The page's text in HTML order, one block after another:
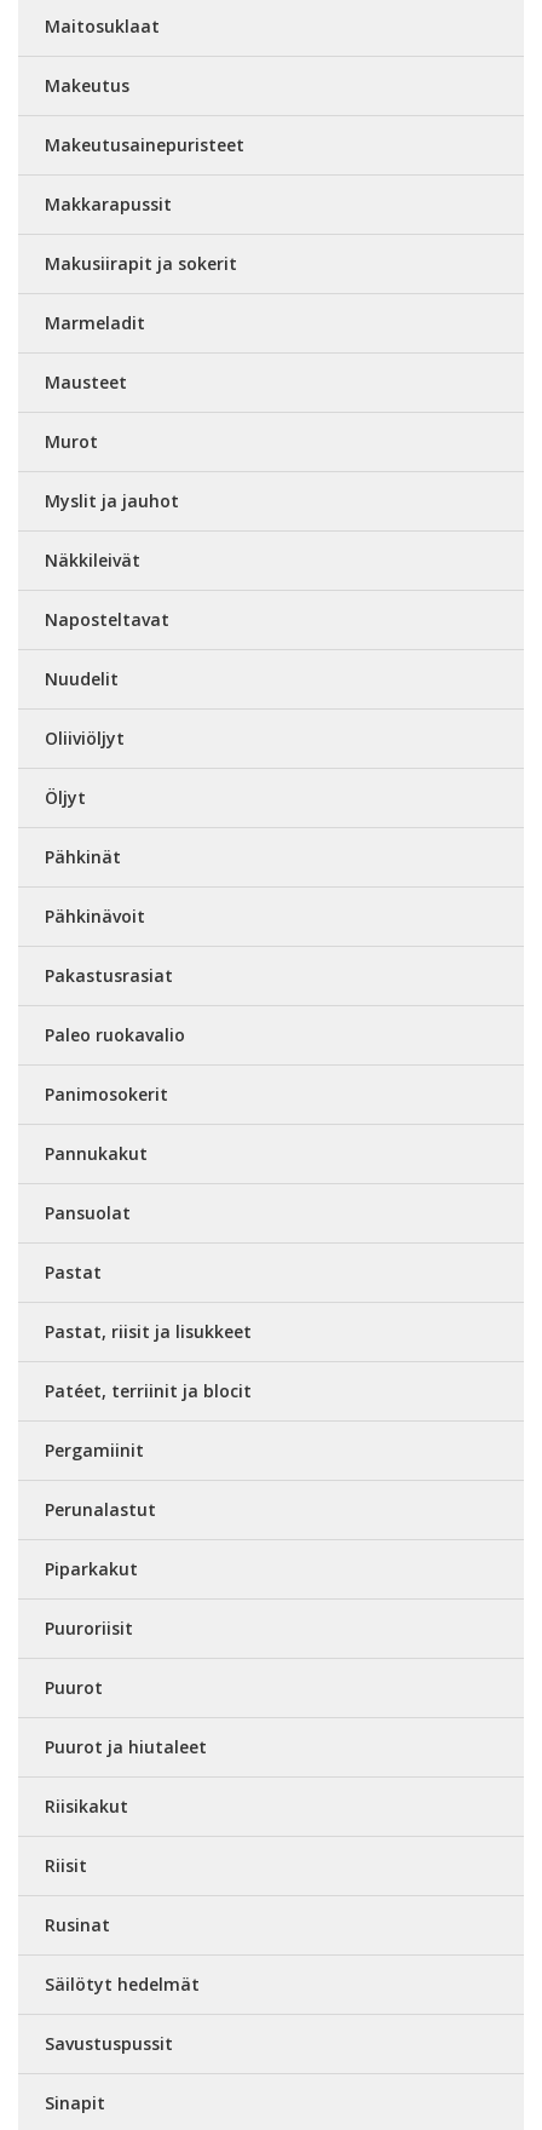
Maitosuklaat
Makeutus
Makeutusainepuristeet
Makkarapussit
Makusiirapit ja sokerit
Marmeladit
Mausteet
Murot
Myslit ja jauhot
Näkkileivät
Naposteltavat
Nuudelit
Oliiviöljyt
Öljyt
Pähkinät
Pähkinävoit
Pakastusrasiat
Paleo ruokavalio
Panimosokerit
Pannukakut
Pansuolat
Pastat
Pastat, riisit ja lisukkeet
Patéet, terriinit ja blocit
Pergamiinit
Perunalastut
Piparkakut
Puuroriisit
Puurot
Puurot ja hiutaleet
Riisikakut
Riisit
Rusinat
Säilötyt hedelmät
Savustuspussit
Sinapit